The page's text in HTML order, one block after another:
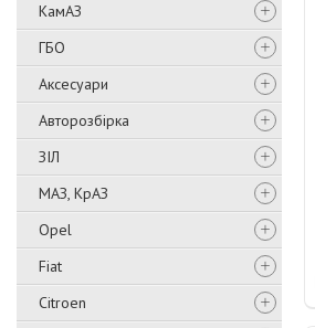
КамАЗ
ГБО
Аксесуари
Авторозбірка
ЗІЛ
МАЗ, КрАЗ
Opel
Fiat
Citroen